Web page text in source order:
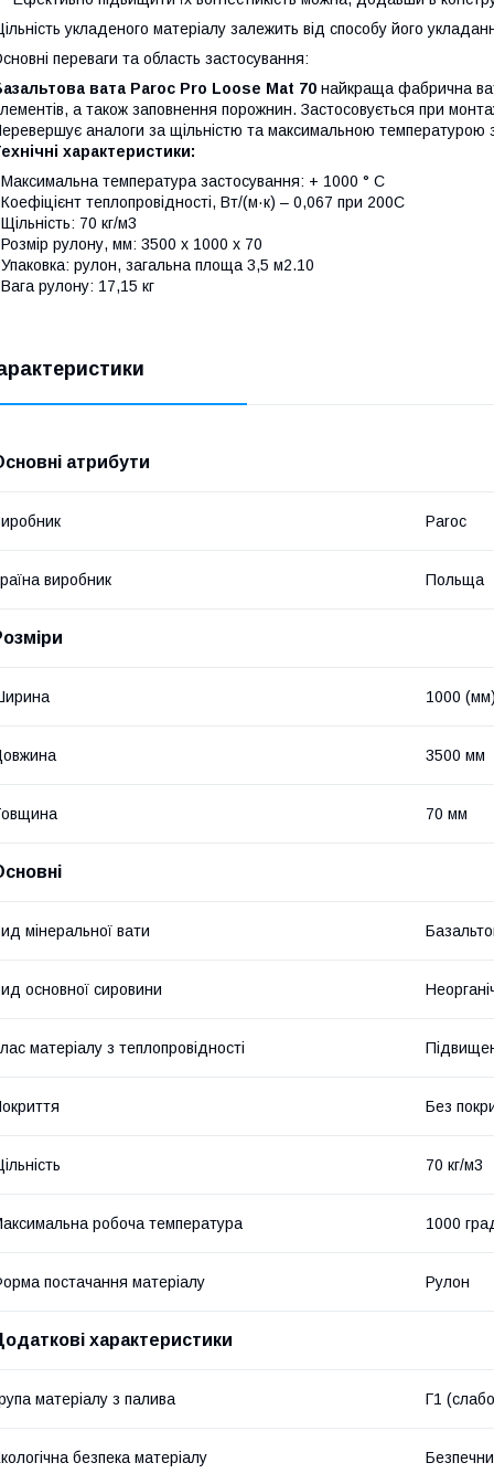
укладеного матеріалу залежить від способу його
переваги та область застосування:
вата Paroc Pro Loose Mat 70 найкраща фабрична
а також заповнення порожнин. Застосовується при
аналоги за щільністю та максимальною температурою
характеристики:
температура застосування: + 1000 ° С
теплопровідності, Вт/(м·к) – 0,067 при 200С
70 кг/м3
рулону, мм: 3500 х 1000 х 70
рулон, загальна площа 3,5 м2.10
рулону: 17,15 кг
атрибути
Paroc
виробник Польща
1000 (мм)
3500 мм
70 мм
мінеральної вати
основної сировини
матеріалу з теплопровідності
Без
70 кг/м3
робоча температура 1000
постачання матеріалу Рулон
характеристики
матеріалу з палива Г1
безпека матеріалу